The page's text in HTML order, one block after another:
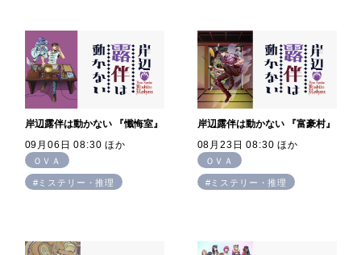
岸辺露伴は動かない 『懺悔室』
09月06日 08:30 ほか
ＯＶＡ
#ミステリー・推理
岸辺露伴は動かない 『富豪村』
08月23日 08:30 ほか
ＯＶＡ
#ミステリー・推理